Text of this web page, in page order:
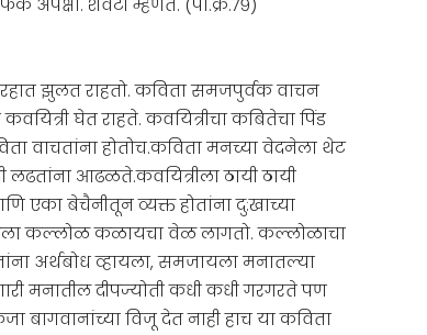
अपेक्षा. शेवटी म्हणते. (पा.क्र.७९)
झुलत राहतो. कविता समजपुर्वक वाचन
घेत राहते. कवयित्रीचा कबितेचा पिंड
वाचतांना होतोच.कविता मनच्या वेदनेला थेट
लढतांना आढळते.कवयित्रीला ठायी ठायी
एका बेचैनीतून व्यक्त होतांना दु:खाच्या
कल्लोळ कळायचा वेळ लागतो. कल्लोळाचा
अर्थबोध व्हायला, समजायला मनातल्या
मनातील दीपज्योती कधी कधी गरगरते पण
बागवानांच्या विजू देत नाही हाच या कविता